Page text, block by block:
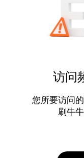
访问
您所要访问
刷牛